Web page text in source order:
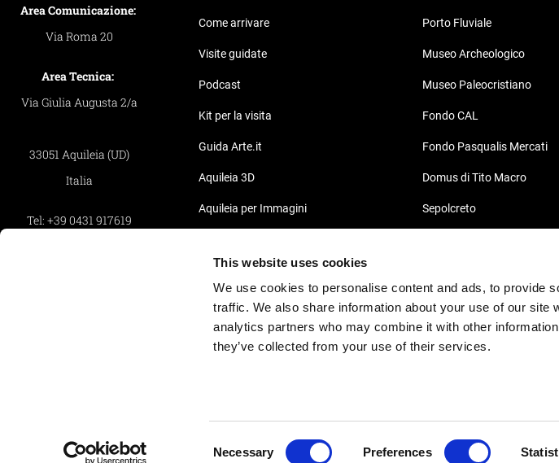
This website uses cookies
We use cookies to personalise content and ads, to provide
traffic. We also share information about your use of our site
analytics partners who may combine it with other
they’ve collected from your use of their services.
Necessary Preferences
Come arrivare
Visite guidate
Podcast
Kit per la visita
Guida Arte.it
Aquileia 3D
Aquileia per Immagini
Porto Fluviale
Museo Archeologico
Museo Paleocristiano
Fondo CAL
Fondo Pasqualis Mercati
Domus di Tito Macro
Sepolcreto
Decumano di Aratria Galla
Area Comunicazione:
Via Roma 20
Area Tecnica:
Via Giulia Augusta 2/a
33051 Aquileia (UD)
Italia
Tel: +39 0431 917619